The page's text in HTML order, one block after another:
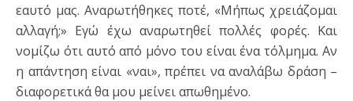
εαυτό μας. Αναρωτήθηκες ποτέ, «Μήπως χρειάζομαι
αλλαγή;» Εγώ έχω αναρωτηθεί πολλές φορές. Και
νομίζω ότι αυτό από μόνο του είναι ένα τόλμημα. Αν
η απάντηση είναι «ναι», πρέπει να αναλάβω δράση –
διαφορετικά θα μου μείνει απωθημένο.